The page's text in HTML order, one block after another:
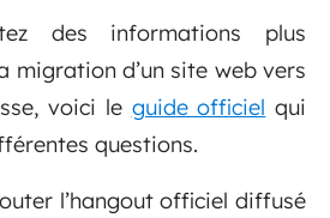
des informations plus
migration d’un site web vers
voici le guide officiel qui
questions.
l’hangout officiel diffusé